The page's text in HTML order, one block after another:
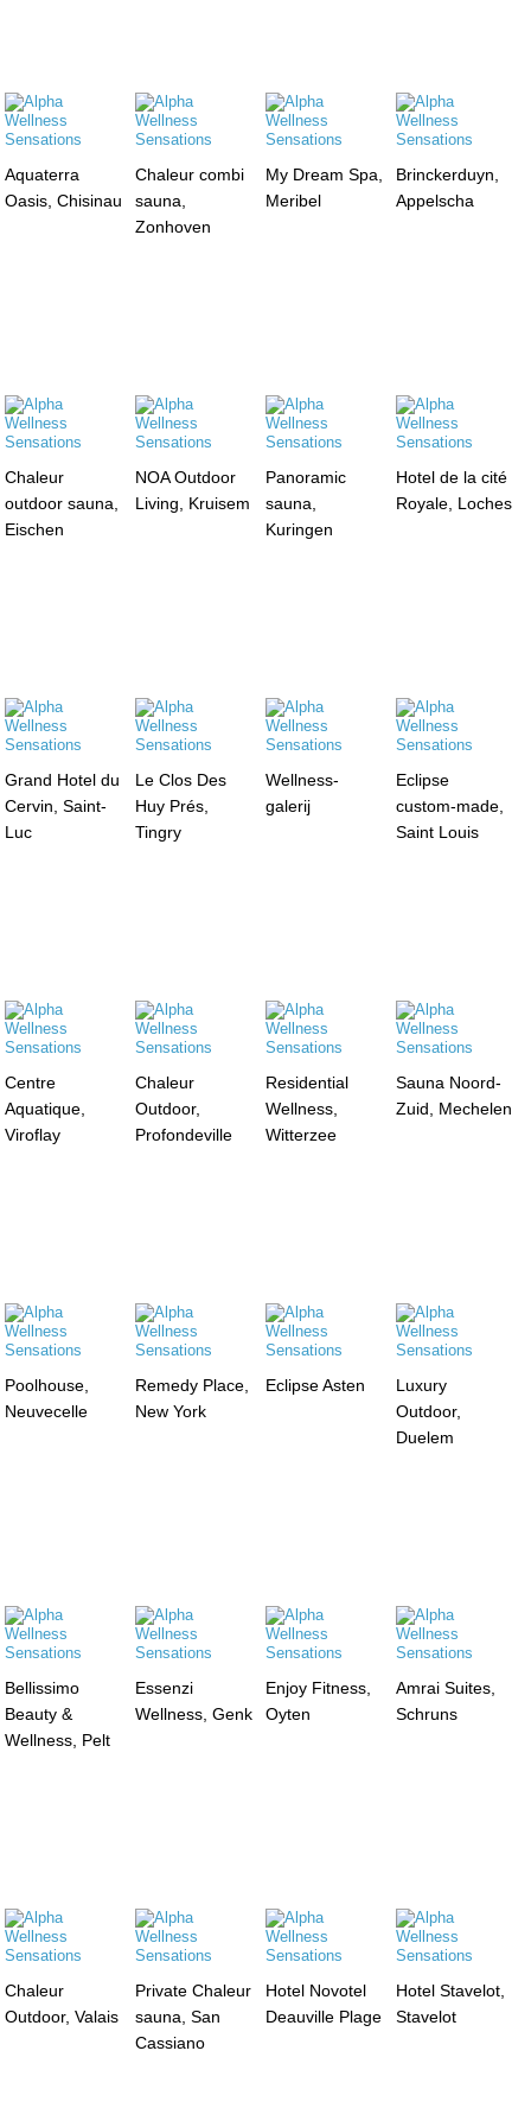
Aquaterra
Oasis, Chisinau
Chaleur combi
sauna,
Zonhoven
My Dream Spa,
Meribel
Brinckerduyn,
Appelscha
Chaleur
outdoor sauna,
Eischen
NOA Outdoor
Living, Kruisem
Panoramic
sauna,
Kuringen
Hotel de la cité
Royale, Loches
Grand Hotel du
Cervin, Saint-
Luc
Le Clos Des
Huy Prés,
Tingry
Wellness-
galerij
Eclipse
custom-made,
Saint Louis
Centre
Aquatique,
Viroflay
Chaleur
Outdoor,
Profondeville
Residential
Wellness,
Witterzee
Sauna Noord-
Zuid, Mechelen
Poolhouse,
Neuvecelle
Remedy Place,
New York
Eclipse Asten
Luxury
Outdoor,
Duelem
Bellissimo
Beauty &
Wellness, Pelt
Essenzi
Wellness, Genk
Enjoy Fitness,
Oyten
Amrai Suites,
Schruns
Chaleur
Outdoor, Valais
Private Chaleur
sauna, San
Cassiano
Hotel Novotel
Deauville Plage
Hotel Stavelot,
Stavelot